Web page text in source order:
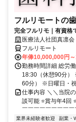
フルリモートの
完全フルリモ｜有資格
医療法人社団真凛会
フルリモート
年俸10,000,000円
勤務時間詳細 総労
18:30（休憩90分
60分） ※日曜日・
仕事内容 ＼＼当院
談可能 ⭐賞与年4回
￣￣￣￣￣￣￣￣
業界未経験者歓迎 副業・